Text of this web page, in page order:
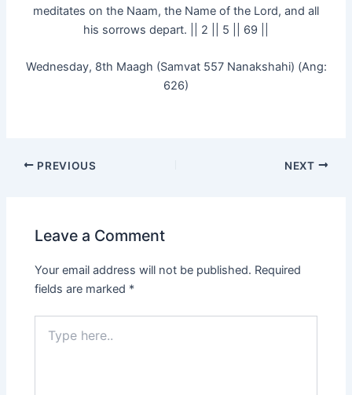
meditates on the Naam, the Name of the Lord, and all
his sorrows depart. || 2 || 5 || 69 ||
Wednesday, 8th Maagh (Samvat 557 Nanakshahi) (Ang:
626)
PREVIOUS NEXT
Leave a Comment
Your email address will not be published. Required
fields are marked *
here..